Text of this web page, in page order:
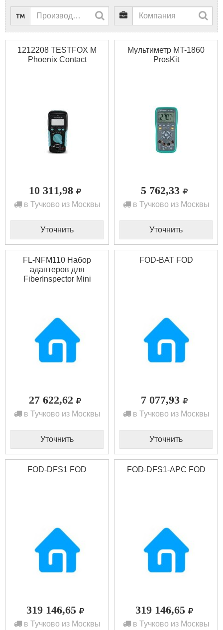
1212208 TESTFOX M
Phoenix Contact
10 311,98
в Тучково из Москвы
Уточнить
Мультиметр MT-1860
ProsKit
5 762,33
в Тучково из Москвы
Уточнить
FL-NFM110 Набор
адаптеров для
FiberInspector Mini
27 622,62
в Тучково из Москвы
Уточнить
FOD-BAT FOD
7 077,93
в Тучково из Москвы
Уточнить
FOD-DFS1 FOD
319 146,65
в Тучково из Москвы
FOD-DFS1-APC FOD
319 146,65
в Тучково из Москвы